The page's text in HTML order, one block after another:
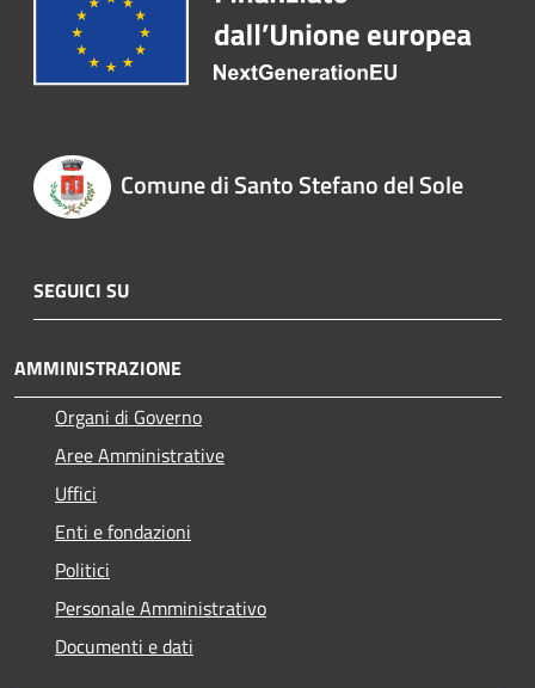
Comune di Santo Stefano del Sole
SEGUICI SU
AMMINISTRAZIONE
Organi di Governo
Aree Amministrative
Uffici
Enti e fondazioni
Politici
Personale Amministrativo
Documenti e dati